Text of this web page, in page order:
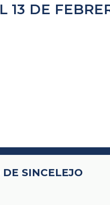
DE
SINCELEJO